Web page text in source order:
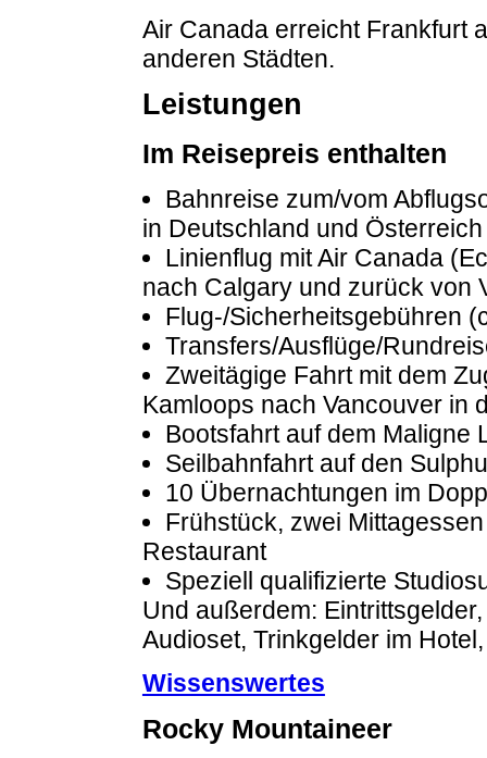
Air Canada erreicht Frankfurt
anderen Städten.
Leistungen
Im Reisepreis enthalten
Bahnreise zum/vom
in Deutschland und Österreich
Linienflug mit Air Canada
nach Calgary und zurück von
Flug-/Sicherheitsgebühren
Transfers/Ausflüge/
Zweitägige Fahrt mit dem
Kamloops nach Vancouver in
Bootsfahrt auf dem Maligne
Seilbahnfahrt auf den
10 Übernachtungen im
Frühstück, zwei
Restaurant
Speziell qualifizierte
Und außerdem:
Audioset, Trinkgelder im
Wissenswertes
Rocky Mountaineer